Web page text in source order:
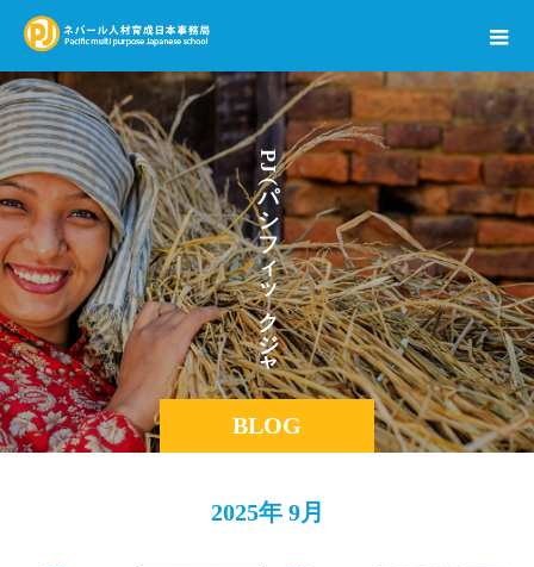
BLOG
P
J
パ
シ
フ
ィ
ッ
ク
ジ
ャ
パ
2025年 9月